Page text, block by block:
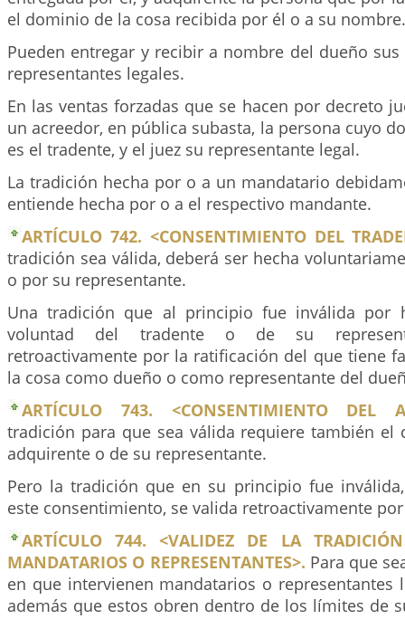
el dominio de la cosa recibida por él o a su nombre.
Pueden entregar y recibir a nombre del dueño
representantes legales.
En las ventas forzadas que se hacen por decreto
un acreedor, en pública subasta, la persona cuyo
es el tradente, y el juez su representante legal.
La tradición hecha por o a un mandatario
entiende hecha por o a el respectivo mandante.
ARTÍCULO 742. <CONSENTIMIENTO DEL
tradición sea válida, deberá ser hecha
o por su representante.
Una tradición que al principio fue inválida por
voluntad del tradente o de su
retroactivamente por la ratificación del que tiene
la cosa como dueño o como representante del
ARTÍCULO 743. <CONSENTIMIENTO DEL
tradición para que sea válida requiere también el
adquirente o de su representante.
Pero la tradición que en su principio fue
este consentimiento, se valida retroactivamente
ARTÍCULO 744. <VALIDEZ DE LA
MANDATARIOS O REPRESENTANTES>. Para que
en que intervienen mandatarios o representantes
además que estos obren dentro de los límites de